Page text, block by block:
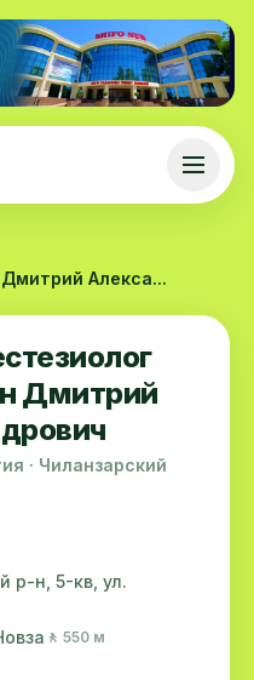
Алекса...
Дмитрий
· Чиланзарский
р-н, 5-кв, ул.
🚶 550 м